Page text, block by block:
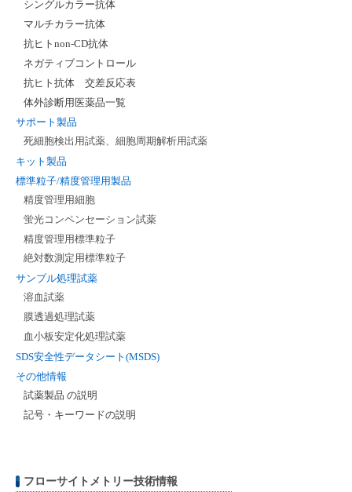
シングルカラー抗体
マルチカラー抗体
抗ヒトnon-CD抗体
ネガティブコントロール
抗ヒト抗体 交差反応表
体外診断用医薬品一覧
サポート製品
死細胞検出用試薬、細胞周期解析用試薬
キット製品
標準粒子/精度管理用製品
精度管理用細胞
蛍光コンペンセーション試薬
精度管理用標準粒子
絶対数測定用標準粒子
サンプル処理試薬
溶血試薬
膜透過処理試薬
血小板安定化処理試薬
SDS安全性データシート(MSDS)
その他情報
試薬製品 の説明
記号・キーワードの説明
フローサイトメトリー技術情報